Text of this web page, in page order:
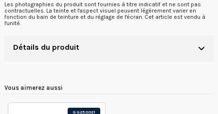
Les photographies du produit sont fournies à titre indicatif et ne sont pas
contractuelles. La teinte et l'aspect visuel peuvent légèrement varier en
fonction du bain de teinture et du réglage de l'écran. Cet article est vendu à
l'unité.
Détails du produit
Vous aimerez aussi
GG250021